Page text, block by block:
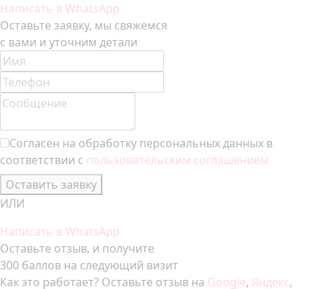
Написать в WhatsApp
Оставьте заявку, мы свяжемся
с вами и уточним детали
Согласен на обработку персональных данных в
соответствии с пользовательским соглашением
Оставить заявку
ИЛИ
Написать в WhatsApp
Оставьте отзыв, и получите
300 баллов на следующий визит
Как это работает? Оставьте отзыв на Google, Яндекс,